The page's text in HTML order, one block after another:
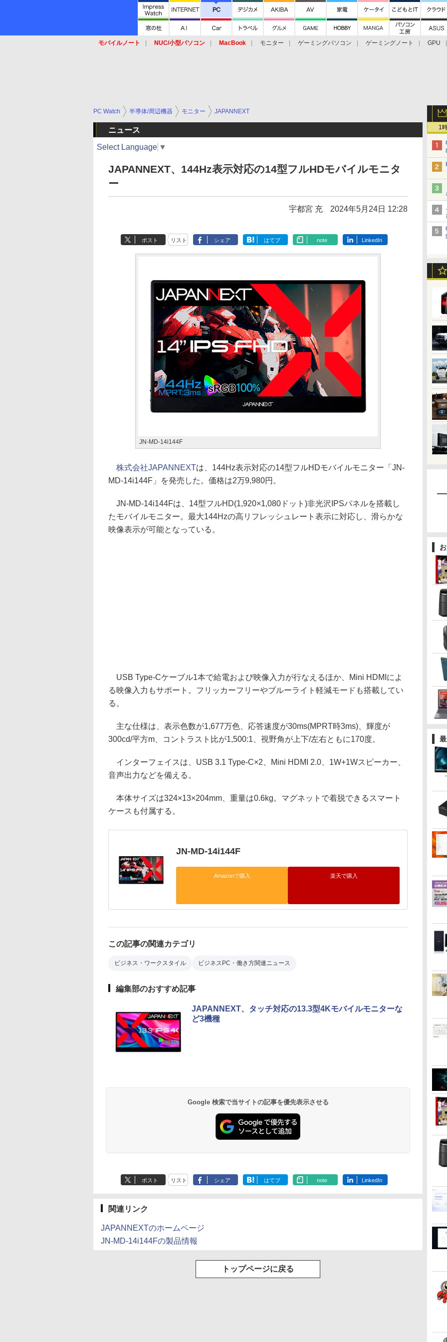
モバイルノート NUC/小型パソコン MacBook モニター ゲーミングパソコン ゲーミングノート
GPU
1
PC Watch 半導体/周辺機器 モニター JAPANNEXT
ニュース
Select Language ▼
JAPANNEXT、144Hz表示対応の14型フルHDモバイルモニタ
ー
宇都宮 充 2024年5月24日 12:28
ポスト リスト シェア はてブ note LinkedIn
JN-MD-14i144F
株式会社JAPANNEXTは、144Hz表示対応の14型フルHDモバイルモニター「JN-
MD-14i144F」を発売した。価格は2万9,980円。
JN-MD-14i144Fは、14型フルHD(1,920×1,080ドット)非光沢IPSパネルを搭載し
たモバイルモニター。最大144Hzの高リフレッシュレート表示に対応し、滑らかな
映像表示が可能となっている。
USB Type-Cケーブル1本で給電および映像入力が行なえるほか、Mini HDMIによ
る映像入力もサポート。フリッカーフリーやブルーライト軽減モードも搭載してい
る。
主な仕様は、表示色数が1,677万色、応答速度が30ms(MPRT時3ms)、輝度が
300cd/平方m、コントラスト比が1,500:1、視野角が上下/左右ともに170度。
インターフェイスは、USB 3.1 Type-C×2、Mini HDMI 2.0、1W+1Wスピーカー、
音声出力などを備える。
本体サイズは324×13×204mm、重量は0.6kg。マグネットで着脱できるスマート
ケースも付属する。
JN-MD-14i144F
Amazonで購入 楽天で購入
この記事の関連カテゴリ
ビジネス・ワークスタイル ビジネスPC・働き方関連ニュース
編集部のおすすめ記事
JAPANNEXT、タッチ対応の13.3型4Kモバイルモニターな
ど3機種
Google 検索で当サイトの記事を優先表示させる
ポスト リスト シェア はてブ note LinkedIn
関連リンク
JAPANNEXTのホームページ
JN-MD-14i144Fの製品情報
トップページに戻る